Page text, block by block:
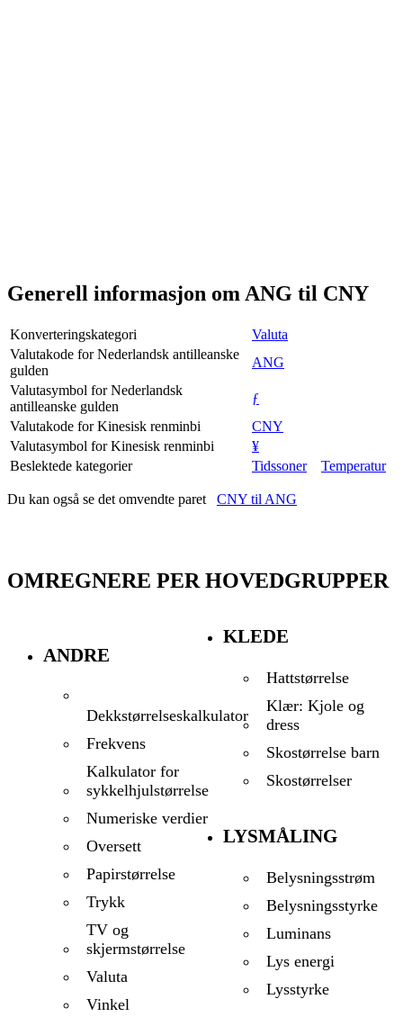
Generell informasjon om ANG til CNY
Konverteringskategori
Valuta
Valutakode for Nederlandsk antilleanske
gulden
ANG
Valutasymbol for Nederlandsk
antilleanske gulden
ƒ
Valutakode for Kinesisk renminbi
CNY
Valutasymbol for Kinesisk renminbi
¥
Beslektede kategorier
Tidssoner Temperatur
Du kan også se det omvendte paret CNY til ANG
OMREGNERE PER HOVEDGRUPPER
ANDRE
Dekkstørrelseskalkulator
Frekvens
Kalkulator for
sykkelhjulstørrelse
Numeriske verdier
Oversett
Papirstørrelse
Trykk
TV og
skjermstørrelse
Valuta
Vinkel
KLEDE
Hattstørrelse
Klær: Kjole og
dress
Skostørrelse barn
Skostørrelser
LYSMÅLING
Belysningsstrøm
Belysningsstyrke
Luminans
Lys energi
Lysstyrke